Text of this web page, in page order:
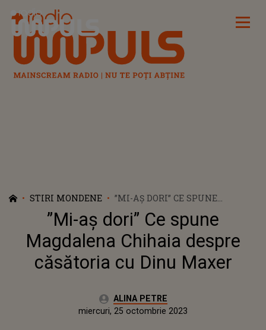
Radio Impuls
STIRI MONDENE
”MI-AȘ DORI” CE SPUNE
MAGDALENA CHIHAIA DESPRE
CĂSĂTORIA CU DINU MAXER
”Mi-aș dori” Ce spune
Magdalena Chihaia despre
căsătoria cu Dinu Maxer
Autor:ALINA PETRE
Publicat:
miercuri, 25 octombrie 2023